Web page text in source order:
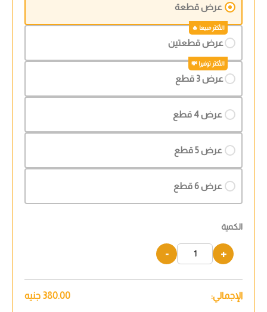
عرض قطعة
عرض قطعتين
عرض 3 قطع
عرض 4 قطع
عرض 5 قطع
عرض 6 قطع
الكمية
+
-
الإجمالي: 380.00 جنيه